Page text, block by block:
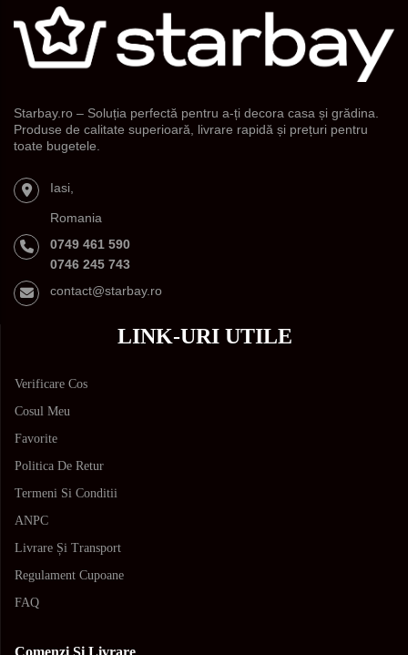
Starbay.ro – Soluția perfectă pentru a-ți decora casa și grădina.
Produse de calitate superioară, livrare rapidă și prețuri pentru
toate bugetele.
Iasi,
Romania
0749 461 590
0746 245 743
contact@starbay.ro
LINK-URI UTILE
Verificare Cos
Cosul Meu
Favorite
Politica De Retur
Termeni Si Conditii
ANPC
Livrare Și Transport
Regulament Cupoane
FAQ